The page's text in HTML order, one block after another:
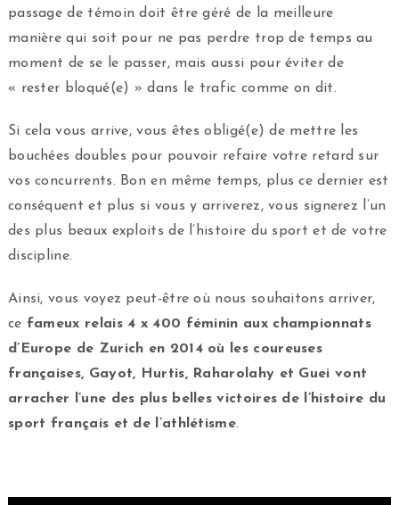
passage de témoin doit être géré de la meilleure
manière qui soit pour ne pas perdre trop de temps au
moment de se le passer, mais aussi pour éviter de
« rester bloqué(e) » dans le trafic comme on dit.
Si cela vous arrive, vous êtes obligé(e) de mettre les
bouchées doubles pour pouvoir refaire votre retard sur
vos concurrents. Bon en même temps, plus ce dernier est
conséquent et plus si vous y arriverez, vous signerez l’un
des plus beaux exploits de l’histoire du sport et de votre
discipline.
Ainsi, vous voyez peut-être où nous souhaitons arriver,
ce fameux relais 4 x 400 féminin aux championnats
d’Europe de Zurich en 2014 où les coureuses
françaises, Gayot, Hurtis, Raharolahy et Guei vont
arracher l’une des plus belles victoires de l’histoire du
sport français et de l’athlétisme.